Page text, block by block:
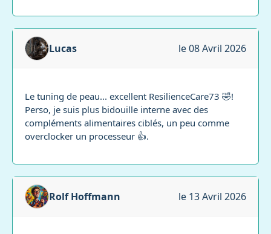
Lucas le 08 Avril 2026
Le tuning de peau... excellent ResilienceCare73 🤣!
Perso, je suis plus bidouille interne avec des
compléments alimentaires ciblés, un peu comme
overclocker un processeur 👍.
Rolf Hoffmann le 13 Avril 2026